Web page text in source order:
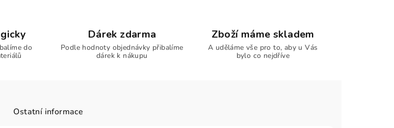
do
Dárek zdarma
Podle hodnoty objednávky přibalíme
dárek k nákupu
Zboží máme skladem
A uděláme vše pro to, aby u Vás
bylo co nejdříve
Ostatní informace